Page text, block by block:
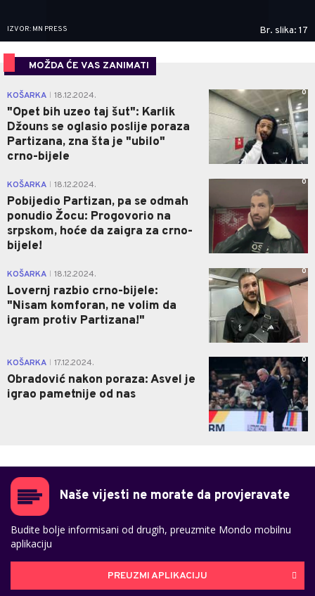
IZVOR: MN PRESS Br. slika: 17
MOŽDA ĆE VAS ZANIMATI
KOŠARKA 18.12.2024.
"Opet bih uzeo taj šut": Karlik
Džouns se oglasio poslije poraza
Partizana, zna šta je "ubilo"
crno-bijele
0
KOŠARKA 18.12.2024.
Pobijedio Partizan, pa se odmah
ponudio Žocu: Progovorio na
srpskom, hoće da zaigra za crno-
bijele!
0
KOŠARKA 18.12.2024.
Lovernj razbio crno-bijele:
"Nisam komforan, ne volim da
igram protiv Partizana!"
0
KOŠARKA 17.12.2024.
Obradović nakon poraza: Asvel je
igrao pametnije od nas
0
Naše vijesti ne morate da provjeravate
Budite bolje informisani od drugih, preuzmite Mondo mobilnu
aplikaciju
PREUZMI APLIKACIJU